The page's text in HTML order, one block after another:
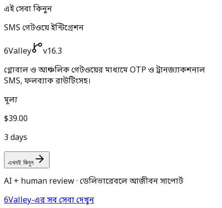
এই সেবা কিনুন
SMS গেটওয়ে ইন্টিগ্রেশন
6Valley
v16.3
গ্লোবাল ও আঞ্চলিক গেটওয়ের মাধ্যমে OTP ও ট্রানজ্যাকশনাল
SMS, ফলব্যাক রাউটিংসহ।
মূল্য
$39.00
3 days
এখনই কিনুন
AI + human review · ডেলিভারেবলে আজীবন সাপোর্ট
6Valley-এর সব সেবা দেখুন